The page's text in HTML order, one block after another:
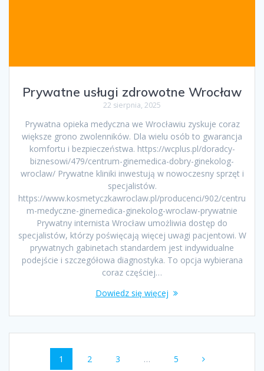
Prywatne usługi zdrowotne Wrocław
22 sierpnia, 2025
Prywatna opieka medyczna we Wrocławiu zyskuje coraz
większe grono zwolenników. Dla wielu osób to gwarancja
komfortu i bezpieczeństwa. https://wcplus.pl/doradcy-
biznesowi/479/centrum-ginemedica-dobry-ginekolog-
wroclaw/ Prywatne kliniki inwestują w nowoczesny sprzęt i
specjalistów.
https://www.kosmetyczkawroclaw.pl/producenci/902/centru
m-medyczne-ginemedica-ginekolog-wroclaw-prywatnie
Prywatny internista Wrocław umożliwia dostęp do
specjalistów, którzy poświęcają więcej uwagi pacjentowi. W
prywatnych gabinetach standardem jest indywidualne
podejście i szczegółowa diagnostyka. To opcja wybierana
coraz częściej…
Dowiedz się więcej
Nawigacja
Strona
1 Strona
2 Strona
3 … Strona
5